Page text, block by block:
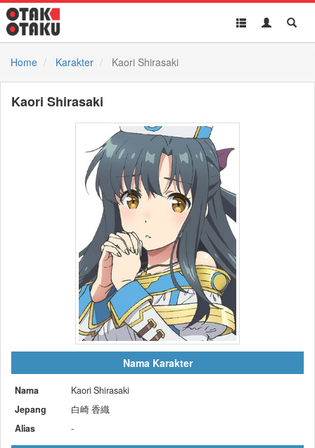
Toggle
Toggle
Home
Karakter Kaori Shirasaki
Kaori Shirasaki
Nama Karakter
Nama
Kaori Shirasaki
Jepang
白崎 香織
Alias
-